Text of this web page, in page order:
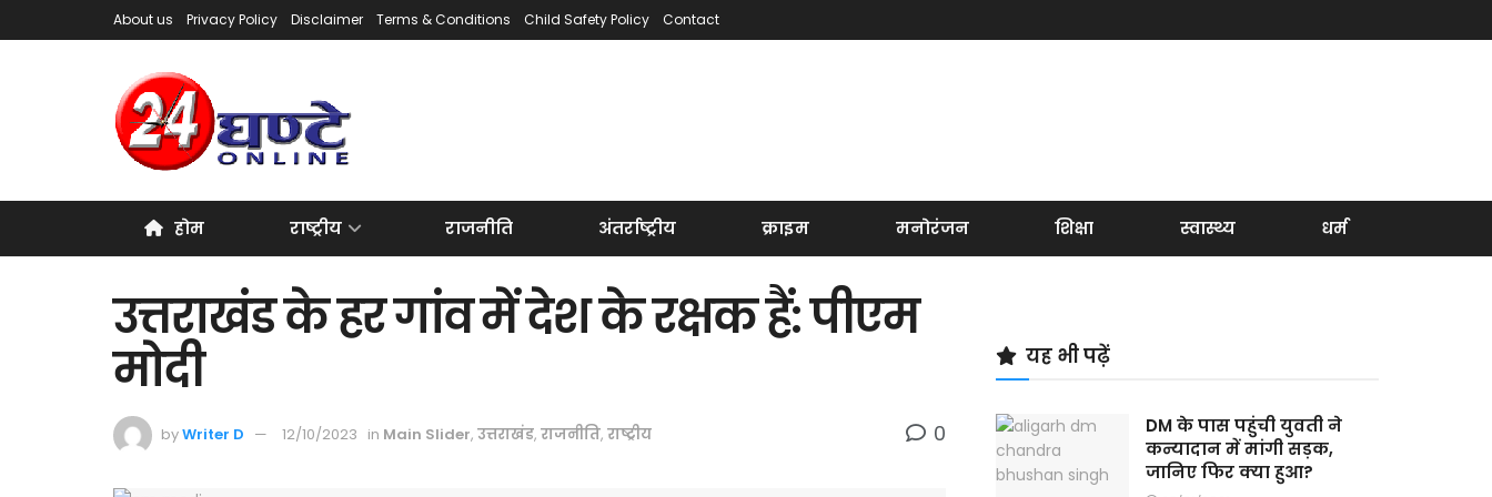
About us Privacy Policy Disclaimer Terms & Conditions Child Safety Policy Contact
होम राष्ट्रीय राजनीति अंतर्राष्ट्रीय क्राइम मनोरंजन शिक्षा स्वास्थ्य धर्म
उत्तराखंड के हर गांव में देश के रक्षक हैं: पीएम
मोदी
byWriter D 12/10/2023 in Main Slider, उत्तराखंड, राजनीति, राष्ट्रीय 0
यह भी पढ़ें
DM के पास पहुंची युवती ने
कन्यादान में मांगी सड़क,
जानिए फिर क्या हुआ?